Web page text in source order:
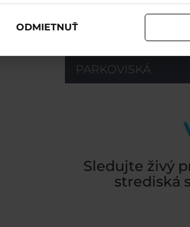
ODMIETNUŤ
PARKOVISKÁ
Sledujte živý
strediská